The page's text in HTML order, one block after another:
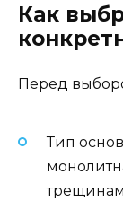
Как
Перед
Тип